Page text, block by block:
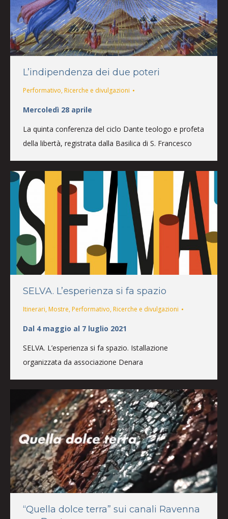
L’indipendenza dei due poteri
Performativo, Ricerche e divulgazioni
Mercoledì 28 aprile
La quinta conferenza del ciclo Dante teologo e profeta
della libertà, registrata dalla Basilica di S. Francesco
SELVA. L’esperienza si fa spazio
Itinerari, Mostre, Performativo, Ricerche e divulgazioni
Dal 4 maggio al 7 luglio 2021
SELVA. L’esperienza si fa spazio. Istallazione
organizzata da associazione Denara
“Quella dolce terra” sui canali Ravenna